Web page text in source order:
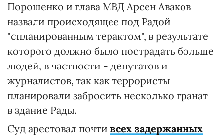
Порошенко и глава МВД Арсен Аваков
назвали происходящее под Радой
"спланированным терактом", в результате
которого должно было пострадать больше
людей, в частности - депутатов и
журналистов, так как террористы
планировали забросить несколько гранат
в здание Рады.
Суд арестовал почти всех задержанных